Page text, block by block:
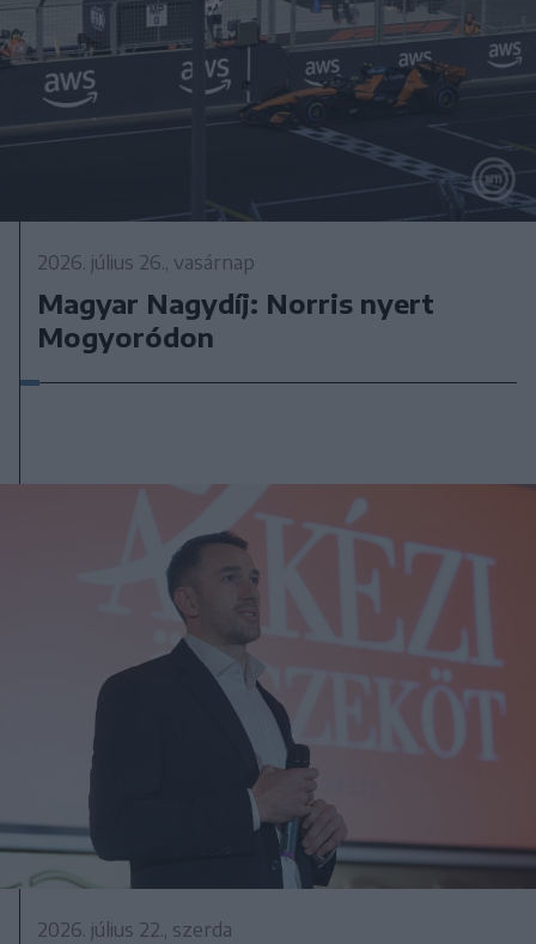
2026. július 26., vasárnap
Magyar Nagydíj: Norris nyert
Mogyoródon
2026. július 22., szerda